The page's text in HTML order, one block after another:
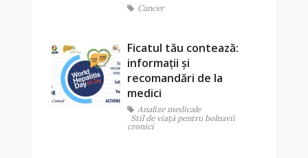
Cancer
Ficatul tău contează:
informații și
recomandări de la
medici
Analize medicale
Stil de viaţă pentru bolnavii
cronici